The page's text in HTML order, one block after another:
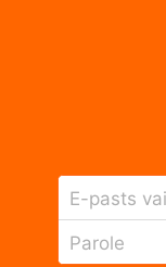
E-pasts
Parole